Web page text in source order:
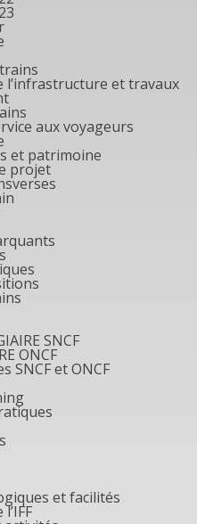
l’infrastructure et travaux
aux voyageurs
et patrimoine
projet
SNCF
ONCF
SNCF et ONCF
et facilités